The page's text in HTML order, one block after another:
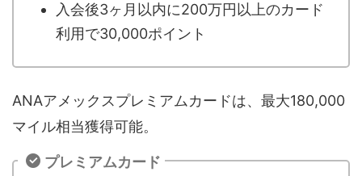
入会後3ヶ月以内に200万円以上のカード
利用で30,000ポイント
ANAアメックスプレミアムカードは、最大180,000
マイル相当獲得可能。
プレミアムカード